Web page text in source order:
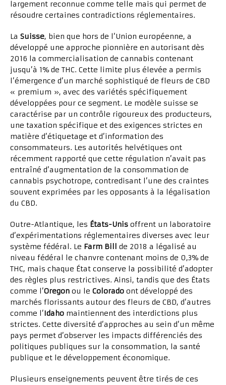
largement reconnue comme telle mais qui permet de
résoudre certaines contradictions réglementaires.
La Suisse, bien que hors de l’Union européenne, a
développé une approche pionnière en autorisant dès
2016 la commercialisation de cannabis contenant
jusqu’à 1% de THC. Cette limite plus élevée a permis
l’émergence d’un marché sophistiqué de fleurs de CBD
« premium », avec des variétés spécifiquement
développées pour ce segment. Le modèle suisse se
caractérise par un contrôle rigoureux des producteurs,
une taxation spécifique et des exigences strictes en
matière d’étiquetage et d’information des
consommateurs. Les autorités helvétiques ont
récemment rapporté que cette régulation n’avait pas
entraîné d’augmentation de la consommation de
cannabis psychotrope, contredisant l’une des craintes
souvent exprimées par les opposants à la légalisation
du CBD.
Outre-Atlantique, les États-Unis offrent un laboratoire
d’expérimentations réglementaires diverses avec leur
système fédéral. Le Farm Bill
de 2018 a légalisé au
niveau fédéral le chanvre contenant moins de 0,3% de
THC, mais chaque État conserve la possibilité d’adopter
des règles plus restrictives. Ainsi, tandis que des États
comme l’Oregon ou le Colorado ont développé des
marchés florissants autour des fleurs de CBD, d’autres
comme l’Idaho maintiennent des interdictions plus
strictes. Cette diversité d’approches au sein d’un même
pays permet d’observer les impacts différenciés des
politiques publiques sur la consommation, la santé
publique et le développement économique.
Plusieurs enseignements peuvent être tirés de ces